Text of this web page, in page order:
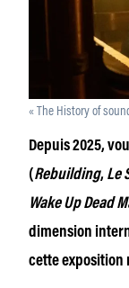
« The History of
Depuis 2025,
(Rebuilding, Le
Wake Up Dead
dimension
cette exposition